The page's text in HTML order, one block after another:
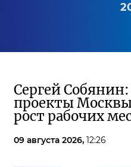
Сергей
проекты
рост рабочих
09 августа 2026, 12:26